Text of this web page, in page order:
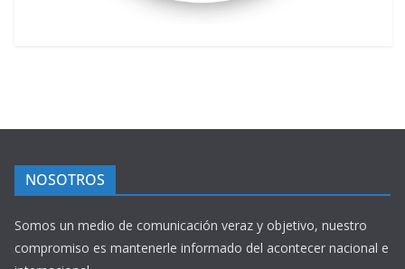
NOSOTROS
Somos un medio de comunicación veraz y objetivo, nuestro
compromiso es mantenerle informado del acontecer nacional e